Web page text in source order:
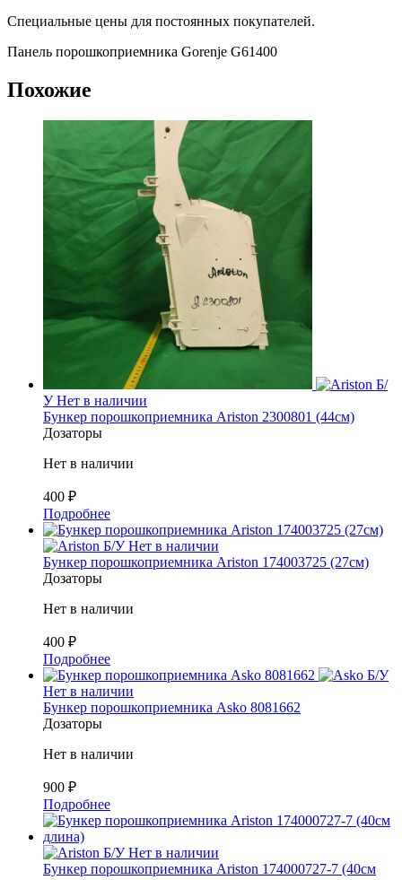
Специальные цены для постоянных покупателей.
Панель порошкоприемника Gorenje G61400
Похожие
Б/
У Нет в наличии
Бункер порошкоприемника Ariston 2300801 (44см)
Дозаторы
Нет в наличии
400 ₽
Подробнее
Б/У Нет в наличии
Бункер порошкоприемника Ariston 174003725 (27см)
Дозаторы
Нет в наличии
400 ₽
Подробнее
Б/У
Нет в наличии
Бункер порошкоприемника Asko 8081662
Дозаторы
Нет в наличии
900 ₽
Подробнее
Б/У Нет в наличии
Бункер порошкоприемника Ariston 174000727-7 (40см